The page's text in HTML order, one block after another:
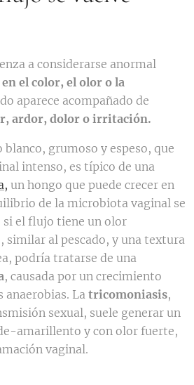
a considerarse anormal
el color, el olor o la
aparece acompañado de
ardor, dolor o irritación.
grumoso y espeso, que
intenso, es típico de una
un hongo que puede crecer en
de la microbiota vaginal se
si el flujo tiene un olor
similar al pescado, y una textura
podría tratarse de una
, causada por un crecimiento
anaerobias. La tricomoniasis,
sexual, suele generar un
amarillento y con olor fuerte,
vaginal.